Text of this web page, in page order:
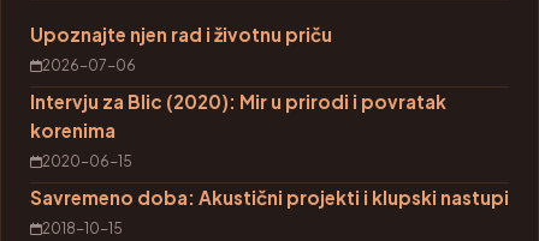
Upoznajte njen rad i životnu priču
2026-07-06
Intervju za Blic (2020): Mir u prirodi i povratak
korenima
2020-06-15
Savremeno doba: Akustični projekti i klupski nastupi
2018-10-15